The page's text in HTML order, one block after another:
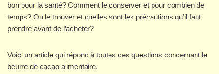
bon pour la santé? Comment le conserver et pour combien de
temps? Ou le trouver et quelles sont les précautions qu’il faut
prendre avant de l’acheter?
Voici un article qui répond à toutes ces questions concernant le
beurre de cacao alimentaire.